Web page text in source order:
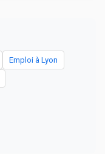
Emploi à Lyon